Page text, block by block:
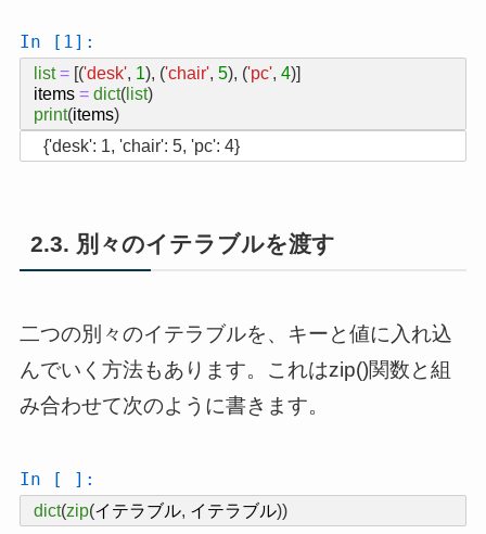
In [1]:
list = [('desk', 1), ('chair', 5), ('pc', 4)]
items = dict( list)
print(items)
{'desk': 1, 'chair': 5, 'pc': 4}
2.3. 別々のイテラブルを渡す
二つの別々のイテラブルを、キーと値に入れ込
んでいく方法もあります。これはzip()関数と組
み合わせて次のように書きます。
In [ ]:
dict(zip(イテラブル, イテラブル))